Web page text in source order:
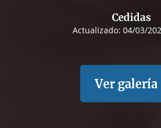
Cedidas
Actualizado: 04/03/
Ver galería